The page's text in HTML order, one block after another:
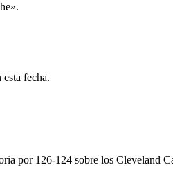
fecha.
por 126-124 sobre los Cleveland